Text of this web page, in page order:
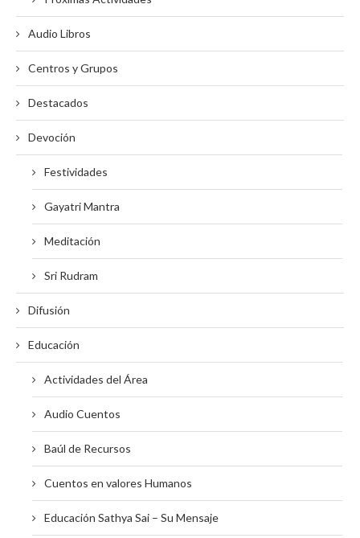
Audio Libros
Centros y Grupos
Destacados
Devoción
Festividades
Gayatri Mantra
Meditación
Sri Rudram
Difusión
Educación
Actividades del Área
Audio Cuentos
Baúl de Recursos
Cuentos en valores Humanos
Educación Sathya Sai – Su Mensaje